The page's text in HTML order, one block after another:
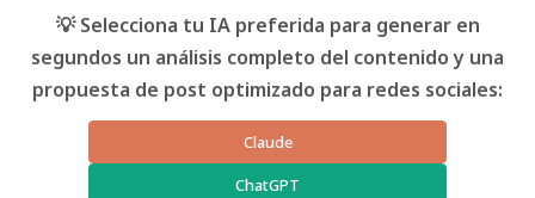
💡 Selecciona tu IA preferida para generar en
segundos un análisis completo del contenido y una
propuesta de post optimizado para redes sociales:
Claude
ChatGPT